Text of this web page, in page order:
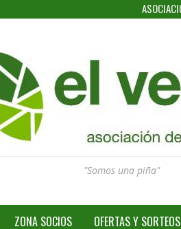
"Somos una piña"
ZONA SOCIOS OFERTAS Y SORTEOS